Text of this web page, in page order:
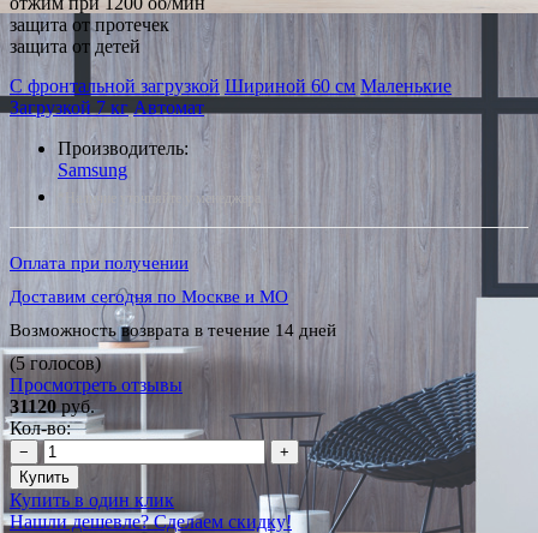
защита от протечек
защита от детей
С фронтальной загрузкой Шириной 60 см Маленькие
Загрузкой 7 кг Автомат
Производитель:
Samsung
*Наличие уточняйте у менеджера
Оплата при получении
Доставим сегодня по Москве и МО
Возможность возврата в течение 14 дней
(5 голосов)
Просмотреть отзывы
31120руб.
Кол-во:
−
+
Купить
Купить в один клик
Нашли дешевле? Сделаем скидку!